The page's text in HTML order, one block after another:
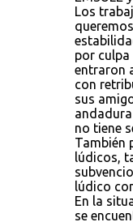
Los
por
entraron
con
sus
no tiene
También
lúdicos,
lúdico
En la
se